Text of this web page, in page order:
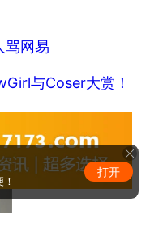
骂网易
与Coser大赏！
打开